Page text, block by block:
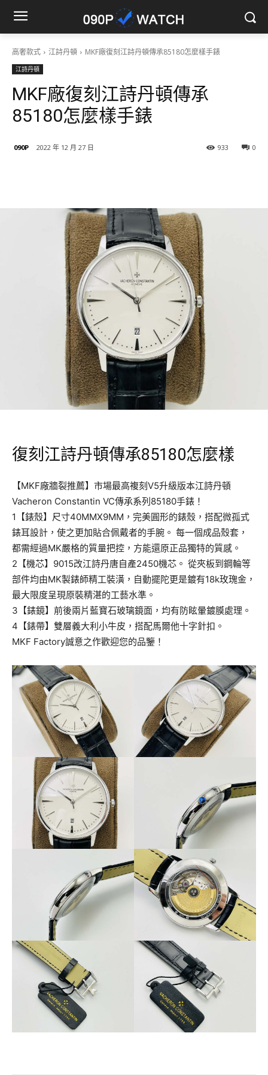
高奢款式 江詩丹頓 MKF廠復刻江詩丹頓傳承85180怎麼樣手錶
江詩丹頓
MKF廠復刻江詩丹頓傳承
85180怎麼樣手錶
090P 2022 年 12 月 27 日 0
933
復刻江詩丹頓傳承85180怎麼樣
【MKF廠牆裂推薦】市場最高複刻V5升級版本江詩丹頓
Vacheron Constantin VC傳承系列85180手錶！
1【錶殼】尺寸40MMX9MM，完美圓形的錶殼，搭配微孤式
錶耳設計，使之更加貼合佩戴者的手腕。 每一個成品殼套，
都需經過MK嚴格的質量把控，方能還原正品獨特的質感。
2【機芯】9015改江詩丹唐自產2450機芯。 從夾板到鋼輪等
部件均由MK製錶師精工裝潢，自動擺陀更是鍍有18k玫瑰金，
最大限度呈現原裝精湛的工藝水準。
3【錶鏡】前後兩片藍寶石玻璃鏡面，均有防眩暈鍍膜處理。
4【錶帶】雙層義大利小牛皮，搭配馬爾他十字針扣。
MKF Factory誠意之作歡迎您的品鑒！